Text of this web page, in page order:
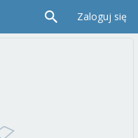
Zaloguj się